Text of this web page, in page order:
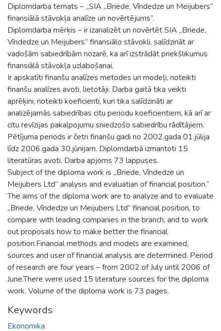
Diplomdarba temats – „SIA „Briede, Vīndedze un Meijubers”
finansiālā stāvokļa analīze un novērtējums”.
Diplomdarba mērķis – ir izanalizēt un novērtēt SIA „Briede,
Vīndedze un Meijubers” finansiālo stāvokli, salīdzināt ar
vadošām sabiedrībām nozarē, ka arī izstrādāt priekšlikumus
finansiālā stāvokļa uzlabošanai.
Ir apskatīti finanšu analīzes metodes un modeļi, noteikti
finanšu analīzes avoti, lietotāji. Darba gaitā tika veikti
aprēķini, noteikti koeficienti, kuri tika salīdzināti ar
analizējamās sabiedrības citu periodu koeficientiem, kā arī ar
citu revīzijas pakalpojumu sniedzošo sabiedrību rādītājiem.
Pētījuma periods ir četri finanšu gadi no 2002.gada 01.jūlija
līdz 2006.gada 30.jūnijam. Diplomdarbā izmantoti 15
literatūras avoti. Darba apjoms 73 lappuses.
Subject of the diploma work is „Briede, Vīndedze un
Meijubers Ltd” analysis and evaluatian of financial position.”
The aims of the diploma work are to analyze and to evaluate
„Briede, Vīndedze un Meijubers Ltd” financial position, to
compare with leading companies in the branch, and to work
out proposals how to make better the financial
position.Financial methods and models are examined,
sources and user of financial analysis are determined. Period
of research are four years – from 2002 of July until 2006 of
June.There were used 15 literature sources for the diploma
work. Volume of the diploma work is 73 pages.
Keywords
Ekonomika